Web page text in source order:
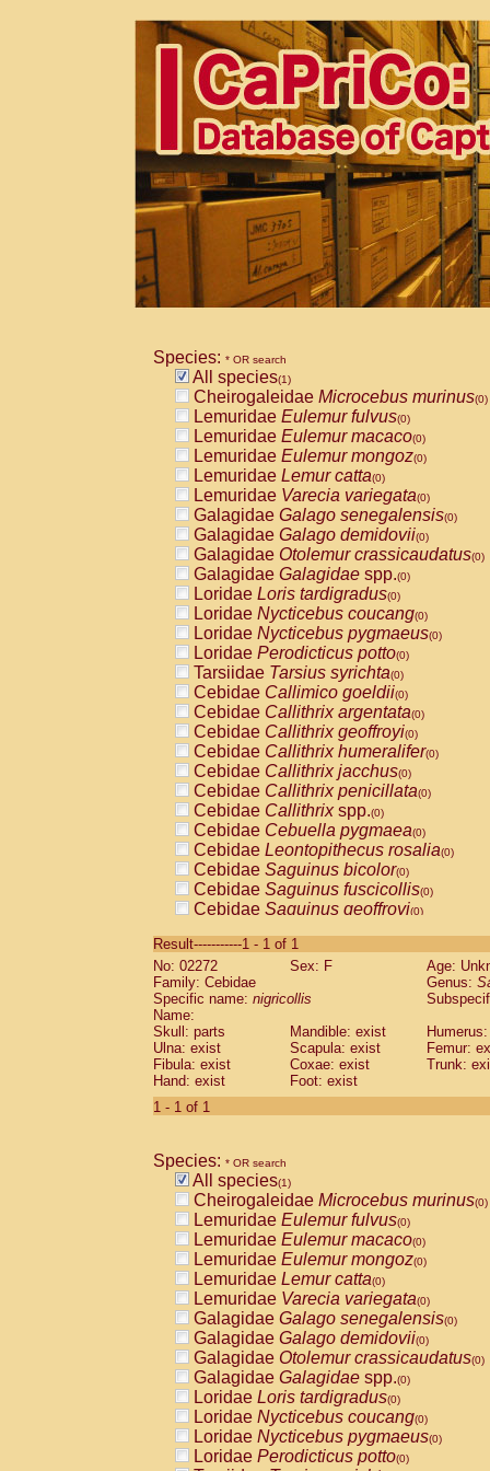
Species: * OR search
All species(1)
Cheirogaleidae Microcebus murinus(0)
Lemuridae Eulemur fulvus(0)
Lemuridae Eulemur macaco(0)
Lemuridae Eulemur mongoz(0)
Lemuridae Lemur catta(0)
Lemuridae Varecia variegata(0)
Galagidae Galago senegalensis(0)
Galagidae Galago demidovii(0)
Galagidae Otolemur crassicaudatus(0)
Galagidae Galagidae spp.(0)
Loridae Loris tardigradus(0)
Loridae Nycticebus coucang(0)
Loridae Nycticebus pygmaeus(0)
Loridae Perodicticus potto(0)
Tarsiidae Tarsius syrichta(0)
Cebidae Callimico goeldii(0)
Cebidae Callithrix argentata(0)
Cebidae Callithrix geoffroyi(0)
Cebidae Callithrix humeralifer(0)
Cebidae Callithrix jacchus(0)
Cebidae Callithrix penicillata(0)
Cebidae Callithrixspp.(0)
Cebidae Cebuella pygmaea(0)
Cebidae Leontopithecus rosalia(0)
Cebidae Saguinus bicolor(0)
Cebidae Saguinus fuscicollis(0)
Cebidae Saguinus geoffroyi(0)
CebidaeSaguinus labiatus(0)
Cebidae Saguinus leucopus (0)
Cebidae
CebidaeSaguinus mystax
Cebidae Saguinus nigricollis (1)
Cebidae Saguinus oedipus
Cebidae Saguinus weddelli
Cebidae Saguinusspp.
Cebidae
CebidaeCebus capucinus
CebidaeCebus nigrivittatus
CebidaeCebus spp.(0)
CebidaeSaimiri boliviensis(0)
CebidaeSaimiri sciureus(0)
AtelidaeAlouatta caraya(0)
AtelidaeAlouatta fusca(0)
AtelidaeAlouatta seniculus(0)
AtelidaeAlouattaspp.(0)
AtelidaeAteles belzebuth(0)
AtelidaeAteles geoffroyi(0)
AtelidaeAteles paniscus(0)
AtelidaeAtelesspp.(0)
AtelidaeLagothrix lagothricha(0)
AtelidaeLagothrix lagothricha cana
PitheciidaeCacajao calvus
Result-----------1 - 1 of 1
No: 02272
Sex: F
Age:
Family: Cebidae
Genus:
Specific name: nigricollis
Name:
Skull: parts
Mandible: exist
Ulna: exist
Scapula: exist
Femur:
Fibula: exist
Coxae: exist
Trunk:
Hand: exist
Foot: exist
1 - 1 of 1
Species: * OR search
All species(1)
Cheirogaleidae Microcebus murinus(0)
Lemuridae Eulemur fulvus(0)
Lemuridae Eulemur macaco(0)
Lemuridae Eulemur mongoz(0)
Lemuridae Lemur catta(0)
Lemuridae Varecia variegata(0)
Galagidae Galago senegalensis(0)
Galagidae Galago demidovii(0)
Galagidae Otolemur crassicaudatus(0)
Galagidae Galagidae spp.(0)
Loridae Loris tardigradus(0)
Loridae Nycticebus coucang(0)
Loridae Nycticebus pygmaeus(0)
Loridae Perodicticus potto(0)